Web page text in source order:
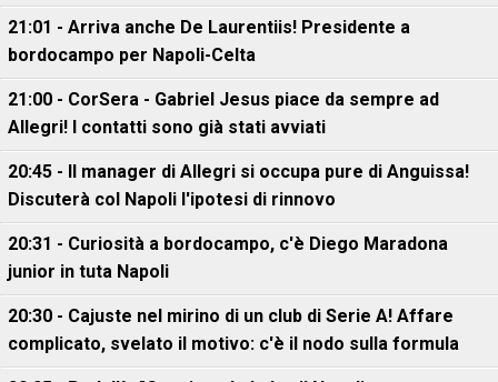
21:01 - Arriva anche De Laurentiis! Presidente a
bordocampo per Napoli-Celta
21:00 - CorSera - Gabriel Jesus piace da sempre ad
Allegri! I contatti sono già stati avviati
20:45 - Il manager di Allegri si occupa pure di Anguissa!
Discuterà col Napoli l'ipotesi di rinnovo
20:31 - Curiosità a bordocampo, c'è Diego Maradona
junior in tuta Napoli
20:30 - Cajuste nel mirino di un club di Serie A! Affare
complicato, svelato il motivo: c'è il nodo sulla formula